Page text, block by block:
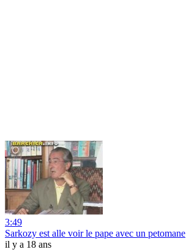
3:49
Sarkozy est alle voir le pape avec un petomane
il y a 18 ans